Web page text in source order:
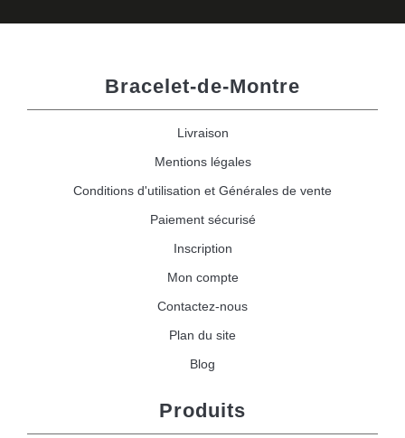
Bracelet-de-Montre
Livraison
Mentions légales
Conditions d'utilisation et Générales de vente
Paiement sécurisé
Inscription
Mon compte
Contactez-nous
Plan du site
Blog
Produits